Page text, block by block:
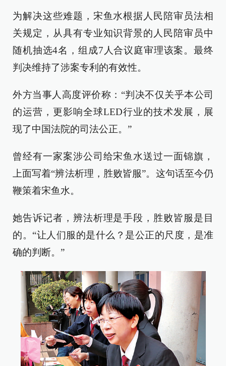
为解决这些难题，宋鱼水根据人民陪审员法相
关规定，从具有专业知识背景的人民陪审员中
随机抽选4名，组成7人合议庭审理该案。最终
判决维持了涉案专利的有效性。
外方当事人高度评价称：“判决不仅关乎本公司
的运营，更影响全球LED行业的技术发展，展
现了中国法院的司法公正。”
曾经有一家案涉公司给宋鱼水送过一面锦旗，
上面写着“辨法析理，胜败皆服”。这句话至今仍
鞭策着宋鱼水。
她告诉记者，辨法析理是手段，胜败皆服是目
的。“让人们服的是什么？是公正的尺度，是准
确的判断。”